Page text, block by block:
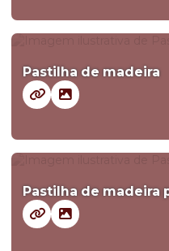
Pastilha de madeira
Pastilha de madeira